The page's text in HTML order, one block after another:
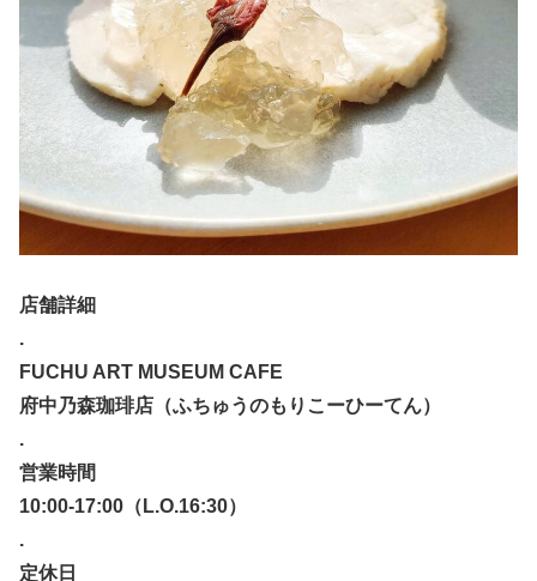
店舗詳細
.
FUCHU ART MUSEUM CAFE
府中乃森珈琲店（ふちゅうのもりこーひーてん）
.
営業時間
10:00-17:00（L.O.16:30）
.
定休日